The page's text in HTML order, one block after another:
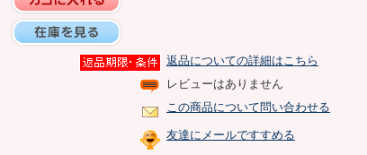
返品についての詳細はこちら
レビューはありません
この商品について問い合わせる
友達にメールですすめる